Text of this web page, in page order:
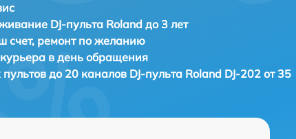
DJ-пульта Roland до 3 лет
счет, ремонт по желанию
в день обращения
до 20 каналов DJ-пульта Roland DJ-202 от 35